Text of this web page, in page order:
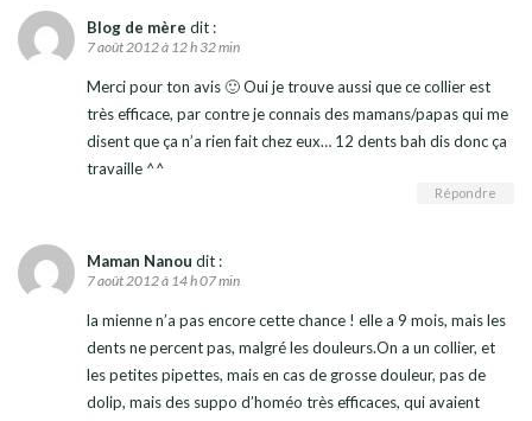
Blog de mère dit :
7 août 2012 à 12 h 32 min
Merci pour ton avis 🙂 Oui je trouve aussi que ce collier est
très efficace, par contre je connais des mamans/papas qui me
disent que ça n’a rien fait chez eux… 12 dents bah dis donc ça
travaille ^^
Répondre
Maman Nanou dit :
7 août 2012 à 14 h 07 min
la mienne n’a pas encore cette chance ! elle a 9 mois, mais les
dents ne percent pas, malgré les douleurs.On a un collier, et
les petites pipettes, mais en cas de grosse douleur, pas de
dolip, mais des suppo d’homéo très efficaces, qui avaient